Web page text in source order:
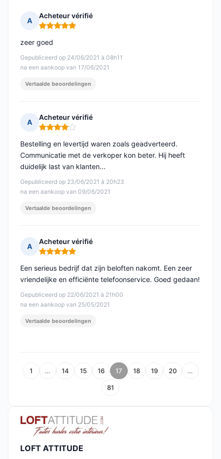
A
Acheteur vérifié
Opmerking: 5 van 5
Gepubliceerd op 24/06/2021 à 08h11
na een aankoop van 17/06/2021
zeer goed
Vertaalde beoordelingen
A
Acheteur vérifié
Opmerking: 4 van 5
Gepubliceerd op 23/06/2021 à 20h23
na een aankoop van 09/06/2021
Bestelling en levertijd waren zoals geadverteerd.
Communicatie met de verkoper kon beter. Hij heeft
duidelijk last van klanten...
Vertaalde beoordelingen
A
Acheteur vérifié
Opmerking: 5 van 5
Gepubliceerd op 22/06/2021 à 21h00
na een aankoop van 25/05/2021
Een serieus bedrijf dat zijn beloften nakomt. Een zeer
vriendelijke en efficiënte telefoonservice. Goed gedaan!
Vertaalde beoordelingen
1 … 14 15 16 17 18 19 20 …
81
LOFT ATTITUDE